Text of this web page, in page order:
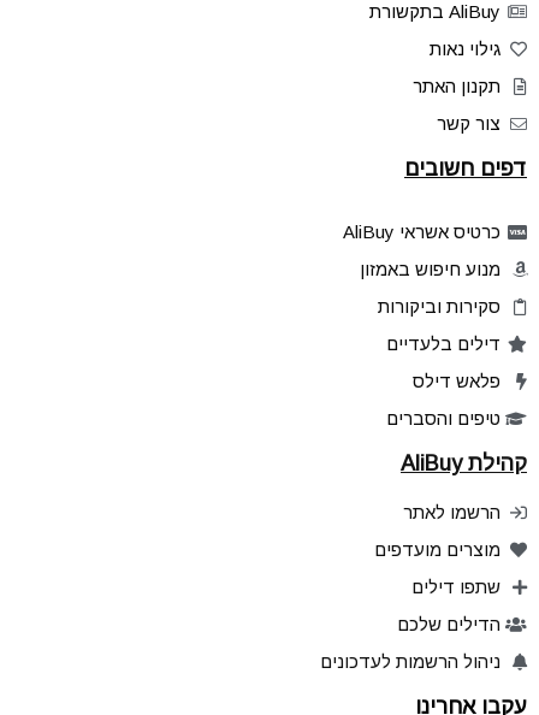
AliBuy בתקשורת
גילוי נאות
תקנון האתר
צור קשר
דפים חשובים
כרטיס אשראי AliBuy
מנוע חיפוש באמזון
סקירות וביקורות
דילים בלעדיים
פלאש דילס
טיפים והסברים
קהילת AliBuy
הרשמו לאתר
מוצרים מועדפים
שתפו דילים
הדילים שלכם
ניהול הרשמות לעדכונים
עקבו אחרינו